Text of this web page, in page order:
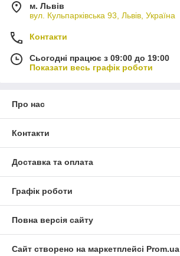
м. Львів
вул. Кульпарківська 93, Львів, Україна
Контакти
Сьогодні працює з 09:00 до 19:00
Показати весь графік роботи
Про нас
Контакти
Доставка та оплата
Графік роботи
Повна версія сайту
Сайт створено на маркетплейсі Prom.ua